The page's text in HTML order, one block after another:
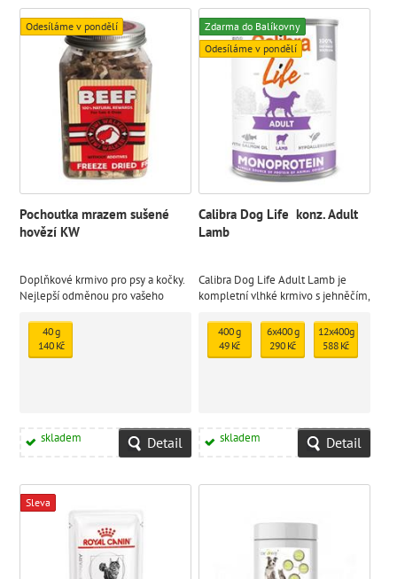
Odesíláme v pondělí
Pochoutka mrazem sušené
hovězí KW
Doplňkové krmivo pro psy a kočky.
Nejlepší odměnou pro vašeho
mrazem sušený pamlsek
40 g
140 Kč
skladem Detail
Zdarma do Balíkovny
Odesíláme v pondělí
Calibra Dog Life konz. Adult
Lamb
Calibra Dog Life Adult Lamb je
kompletní vlhké krmivo s jehněčím,
Monoproteinová receptura je bez
lepku a je sestavena z omezeného
počtu ingrediencí ze 100%
400 g
49 Kč
6x400 g
290 Kč
12x400g
588 Kč
skladem Detail
Sleva